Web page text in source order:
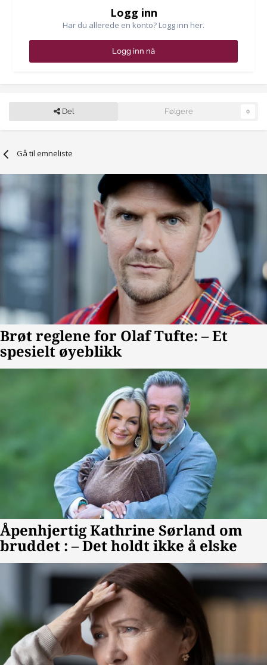
Logg inn
Har du allerede en konto? Logg inn her.
Logg inn nå
Del Følgere 0
Gå til emneliste